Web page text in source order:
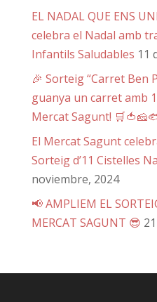
EL NADAL QUE ENS
celebra el Nadal amb
Infantils Saludables 11
🎉 Sorteig “Carret Ben
guanya un carret amb
Mercat Sagunt!
El Mercat Sagunt
Sorteig d’11 Cistelles
noviembre, 2024
📢 AMPLIEM EL
MERCAT SAGUNT 😎